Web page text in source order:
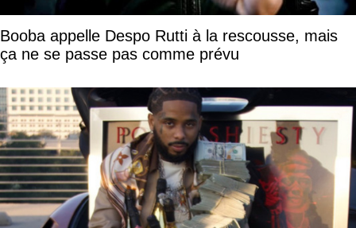
Booba appelle Despo Rutti à la rescousse, mais
ça ne se passe pas comme prévu